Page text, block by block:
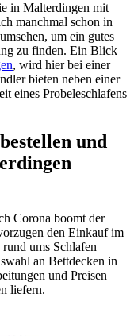
in Malterdingen mit
manchmal schon in
um ein gutes
zu finden. Ein Blick
, wird hier bei einer
bieten neben einer
eines Probeleschlafens
und
Corona boomt der
den Einkauf im
ums Schlafen
an Bettdecken in
und Preisen
liefern.